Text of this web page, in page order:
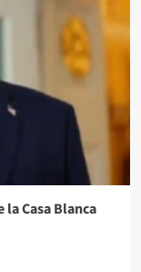
Casa Blanca